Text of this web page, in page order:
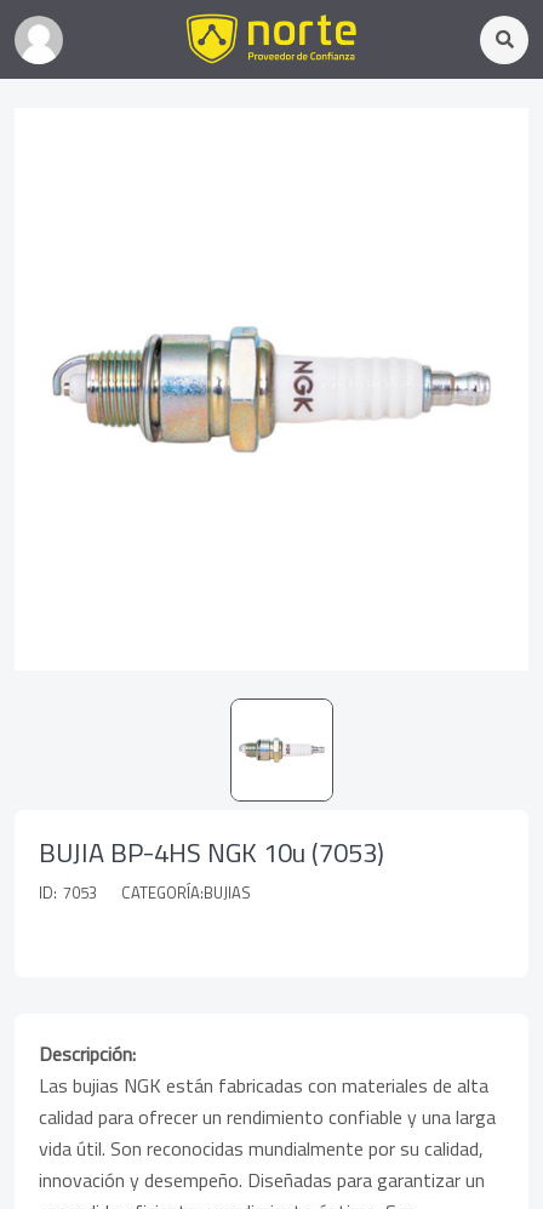
BUJIA BP-4HS NGK 10u (7053)
ID: 7053 CATEGORÍA:BUJIAS
Descripción:
Las bujias NGK están fabricadas con materiales de alta
calidad para ofrecer un rendimiento confiable y una larga
vida útil. Son reconocidas mundialmente por su calidad,
innovación y desempeño. Diseñadas para garantizar un